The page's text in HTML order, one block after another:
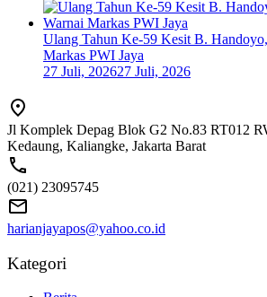
Ulang Tahun Ke-59 Kesit B.
Markas PWI Jaya
27 Juli, 202627 Juli, 2026
Jl Komplek Depag Blok G2 No.83 RT012
Kedaung, Kaliangke, Jakarta Barat
(021) 23095745
harianjayapos@yahoo.co.id
Kategori